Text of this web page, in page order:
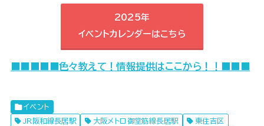
2025年
イベントカレンダーはこちら
■■■色々教えて！情報提供はここから！！■■■
イベント
JR阪和線長居駅
大阪メトロ御堂筋線長居駅
東住吉区